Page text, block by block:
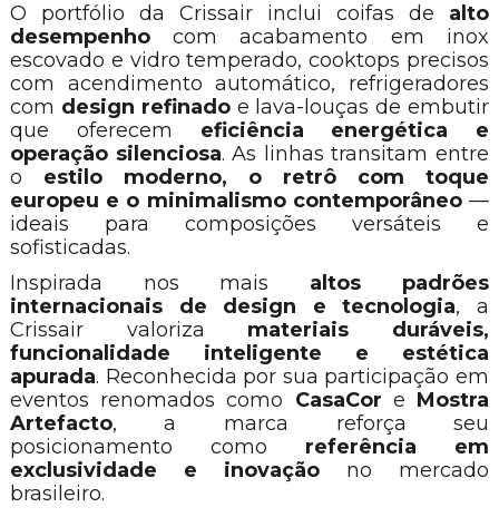
O portfólio da Crissair inclui coifas de alto
desempenhocom acabamento em inox
escovado e vidro temperado, cooktops precisos
com acendimento automático, refrigeradores
com design refinadoe lava-louças de embutir
que oferecem eficiência energética e
operação silenciosa. As linhas transitam entre
o estilo moderno, o retrô com toque
europeu e o minimalismo contemporâneo—
ideais para composições versáteis e
sofisticadas.
Inspirada nos mais altos padrões
internacionais de design e tecnologia, a
Crissair valoriza materiais duráveis,
funcionalidade inteligente e estética
apurada. Reconhecida por sua participação em
eventos renomados como CasaCor e Mostra
Artefacto, a marca reforça seu
posicionamento como referência em
exclusividade e inovação no mercado
brasileiro.